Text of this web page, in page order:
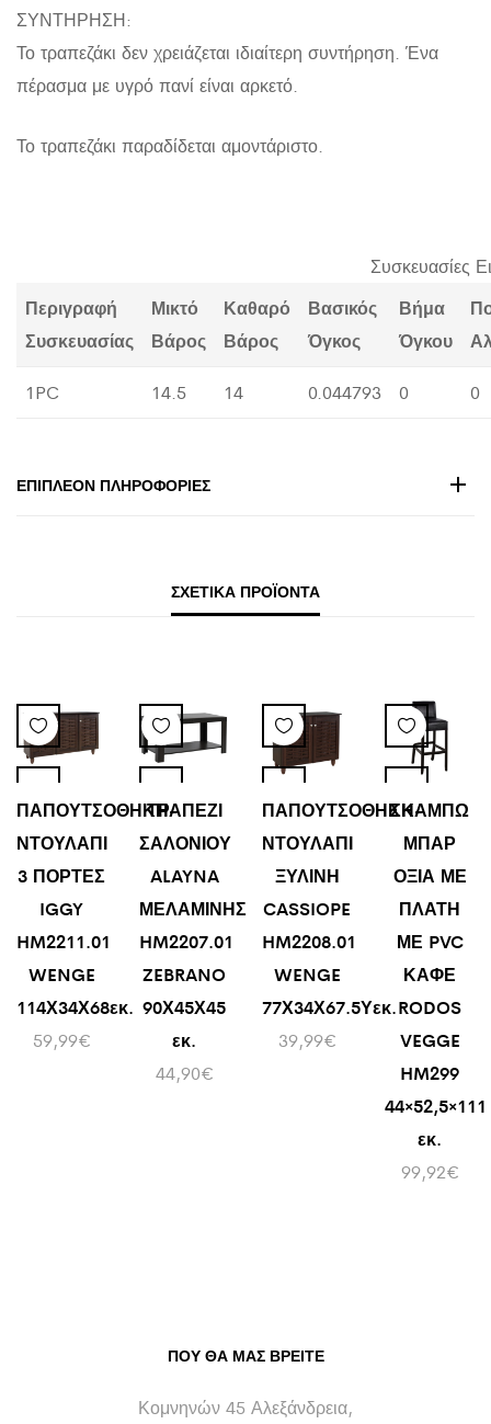
ΣΥΝΤΗΡΗΣΗ:
Το τραπεζάκι δεν χρειάζεται ιδιαίτερη συντήρηση. Ένα
πέρασμα με υγρό πανί είναι αρκετό.
Το τραπεζάκι παραδίδεται αμοντάριστο.
Συσκευασίες
Περιγραφή
Συσκευασίας
Μικτό
Βάρος
Καθαρό
Βάρος
Βασικός
Όγκος
Βήμα
Όγκου
1PC 14.5 14 0.044793 0 0
ΕΠΙΠΛΈΟΝ ΠΛΗΡΟΦΟΡΊΕΣ
ΣΧΕΤΙΚΆ ΠΡΟΪΌΝΤΑ
ΠΑΠΟΥΤΣΟΘΗΚΗ-
ΝΤΟΥΛΑΠΙ
3 ΠΟΡΤΕΣ
IGGY
HM2211.01
WENGE
114Χ34Χ68εκ.
59,99€
ΤΡΑΠΕΖΙ
ΣΑΛΟΝΙΟΥ
ALAYNA
ΜΕΛΑΜΙΝΗΣ
HM2207.01
ZEBRANO
90Χ45Χ45
εκ.
44,90€
ΠΑΠΟΥΤΣΟΘΗΚΗ-
ΝΤΟΥΛΑΠΙ
ΞΥΛΙΝΗ
CASSIOPE
HM2208.01
WENGE
77Χ34Χ67.5Υεκ.
39,99€
ΣΚΑΜΠΩ
ΜΠΑΡ
ΟΞΙΑ ΜΕ
ΠΛΑΤΗ
ΜΕ PVC
ΚΑΦΕ
RODOS
VEGGE
HM299
44×52,5×111
εκ.
99,92€
ΠΟΥ ΘΑ ΜΑΣ ΒΡΕΊΤΕ
Κομνηνών 45 Αλεξάνδρεια,